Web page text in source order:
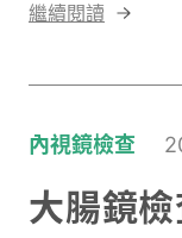
薦板橋昕新智慧
繼續閱讀
內視鏡檢查
大腸鏡